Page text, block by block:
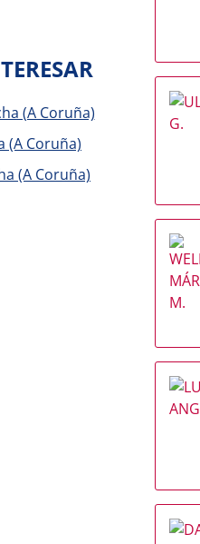
(A Coruña)
(A Coruña)
(A Coruña)